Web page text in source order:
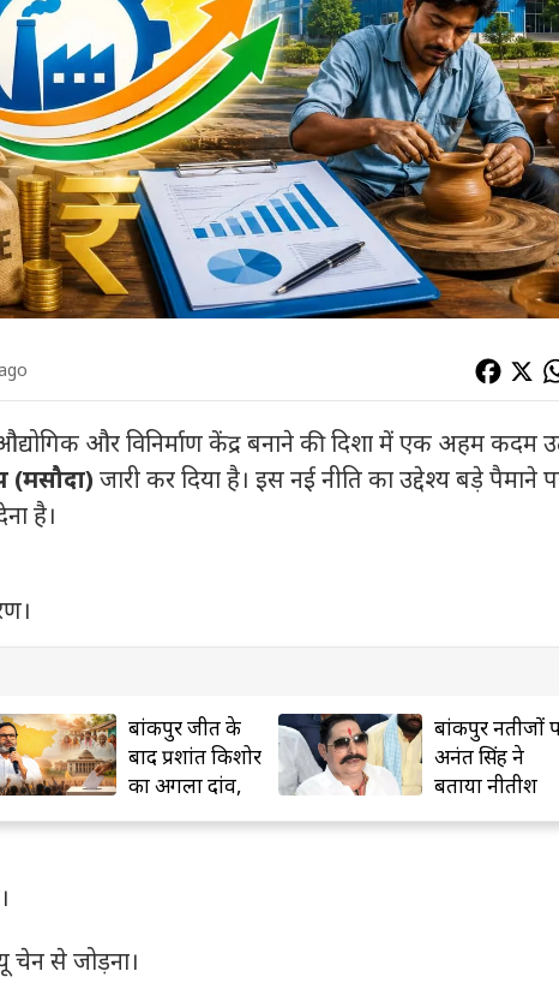
औद्योगिक और विनिर्माण केंद्र बनाने की दिशा में एक अहम कदम
(मसौदा) जारी कर दिया है। इस नई नीति का उद्देश्य बड़े पैमाने
है।
बांकीपुर नतीजों पर
अनंत सिंह ने
बताया नीतीश
समर्थकों का असर
अब ASI भी नहीं
मांग सकेगा गाड़ी
के कागज!
नया नियम
चेन से जोड़ना।